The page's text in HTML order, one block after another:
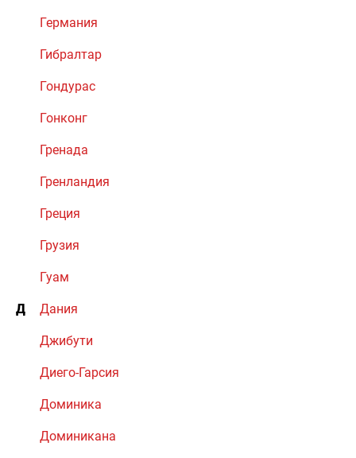
Германия
Гибралтар
Гондурас
Гонконг
Гренада
Гренландия
Греция
Грузия
Гуам
Д Дания
Джибути
Диего-Гарсия
Доминика
Доминикана